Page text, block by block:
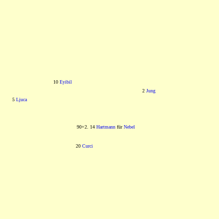
10 Eyibil
2 Jung
5 Ljuca
90+2. 14 HartmannfürNebel
20 Curci